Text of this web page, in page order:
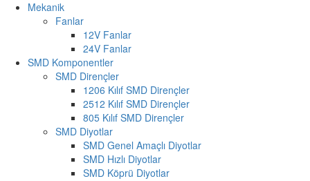
Mekanik
Fanlar
12V Fanlar
24V Fanlar
SMD Komponentler
SMD Dirençler
1206 Kılıf SMD Dirençler
2512 Kılıf SMD Dirençler
805 Kılıf SMD Dirençler
SMD Diyotlar
SMD Genel Amaçlı Diyotlar
SMD Hızlı Diyotlar
SMD Köprü Diyotlar